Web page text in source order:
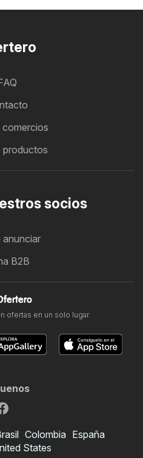
comercios
productos
socios
anunciar
B2B
ofertas en un solo lugar
Colombia España
States